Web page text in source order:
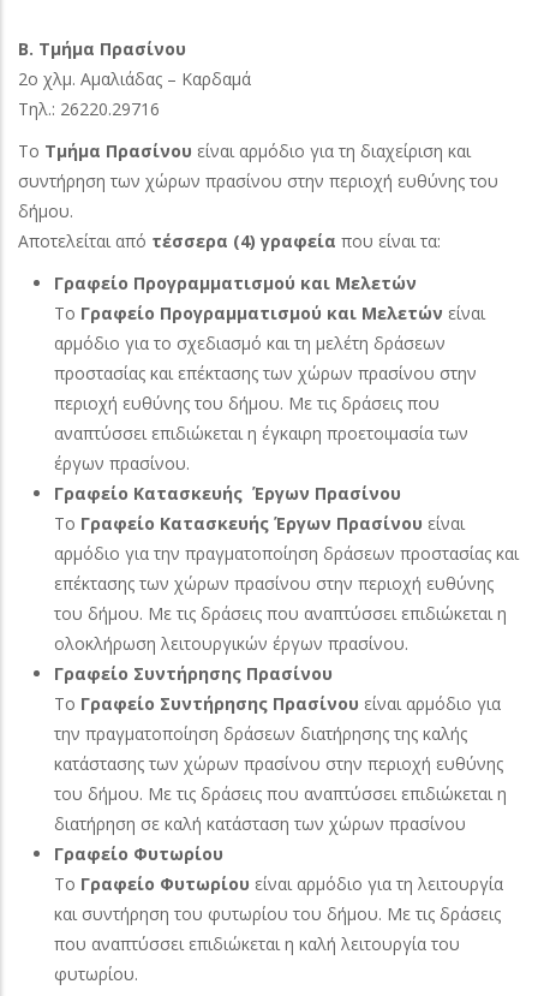
Β. Τμήμα Πρασίνου
2ο χλμ. Αμαλιάδας – Καρδαμά
Τηλ.: 26220.29716
Το Τμήμα Πρασίνου είναι αρμόδιο για τη διαχείριση και
συντήρηση των χώρων πρασίνου στην περιοχή ευθύνης του
δήμου.
Αποτελείται από τέσσερα (4) γραφεία που είναι τα:
Γραφείο Προγραμματισμού και Μελετών
Το Γραφείο Προγραμματισμού και Μελετών είναι
αρμόδιο για το σχεδιασμό και τη μελέτη δράσεων
προστασίας και επέκτασης των χώρων πρασίνου στην
περιοχή ευθύνης του δήμου. Με τις δράσεις που
αναπτύσσει επιδιώκεται η έγκαιρη προετοιμασία των
έργων πρασίνου.
Γραφείο Κατασκευής Έργων Πρασίνου
Το Γραφείο Κατασκευής Έργων Πρασίνου είναι
αρμόδιο για την πραγματοποίηση δράσεων προστασίας και
επέκτασης των χώρων πρασίνου στην περιοχή ευθύνης
του δήμου. Με τις δράσεις που αναπτύσσει επιδιώκεται η
ολοκλήρωση λειτουργικών έργων πρασίνου.
Γραφείο Συντήρησης Πρασίνου
Το Γραφείο Συντήρησης Πρασίνου είναι αρμόδιο για
την πραγματοποίηση δράσεων διατήρησης της καλής
κατάστασης των χώρων πρασίνου στην περιοχή ευθύνης
του δήμου. Με τις δράσεις που αναπτύσσει επιδιώκεται η
διατήρηση σε καλή κατάσταση των χώρων πρασίνου
Γραφείο Φυτωρίου
Το Γραφείο Φυτωρίου είναι αρμόδιο για τη λειτουργία
και συντήρηση του φυτωρίου του δήμου. Με τις δράσεις
που αναπτύσσει επιδιώκεται η καλή λειτουργία του
φυτωρίου.